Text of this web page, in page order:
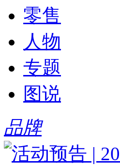
零售
人物
专题
图说
品牌